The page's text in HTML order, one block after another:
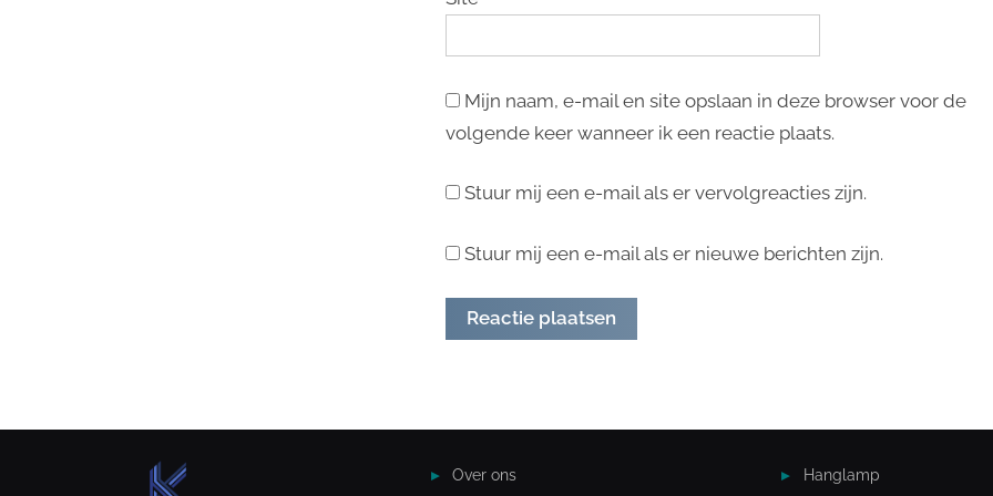
Mijn naam, e-mail en site opslaan in deze browser voor de
volgende keer wanneer ik een reactie plaats.
Stuur mij een e-mail als er vervolgreacties zijn.
Stuur mij een e-mail als er nieuwe berichten zijn.
Over ons Hanglamp